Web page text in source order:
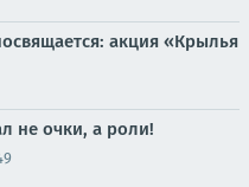
акция «Крылья
не очки, а роли!